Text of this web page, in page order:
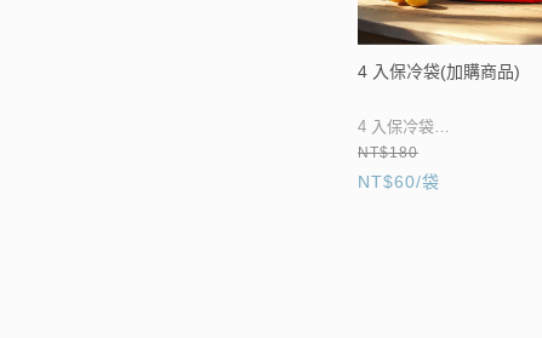
4 入保冷袋(加購商品)
4 入保冷袋
可置放 4 瓶大瓶黑、白木耳
NT$180
NT$60/袋